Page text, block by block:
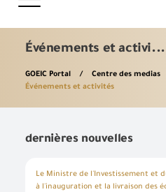
Événements et activi...
GOEIC Portal Centre des medias
Événements et activités
dernières nouvelles
Le Ministre de l'Investissement et
à l'inauguration et la livraison des